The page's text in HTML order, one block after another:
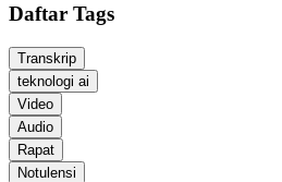
Daftar Tags
Transkrip
teknologi ai
Video
Audio
Rapat
Notulensi